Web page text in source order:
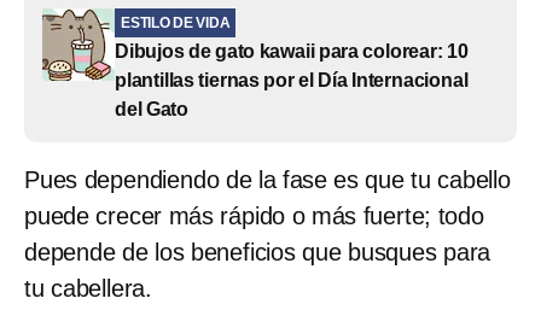
ESTILO DE VIDA
Dibujos de gato kawaii para colorear: 10
plantillas tiernas por el Día Internacional
del Gato
Pues dependiendo de la fase es que tu cabello
puede crecer más rápido o más fuerte; todo
depende de los beneficios que busques para
tu cabellera.